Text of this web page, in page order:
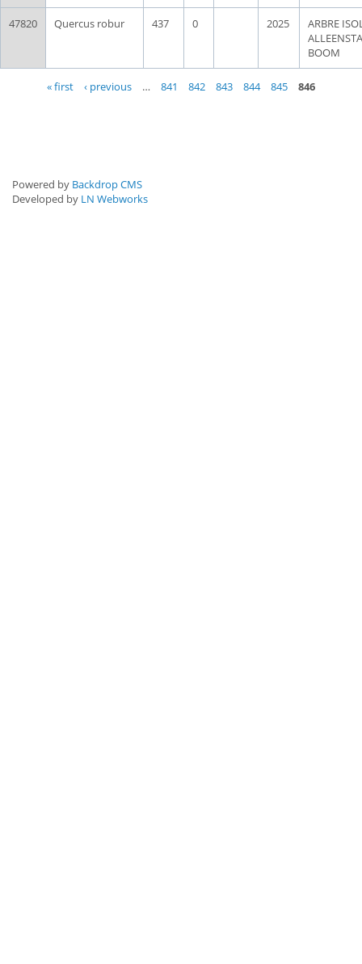
47820 Quercus robur 437 0 2025
ARBRE
BOOM
Pages« first ‹ previous … 841 842 843 844 845 846
Powered by Backdrop CMS
Developed by LN Webworks